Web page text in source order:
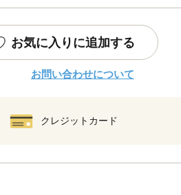
お気に入りに追加する
お問い合わせについて
クレジットカード